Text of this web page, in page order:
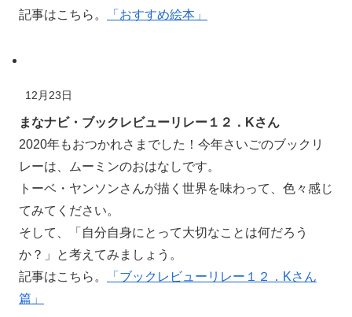
記事はこちら。
「おすすめ絵本」
12月23日
まなナビ・ブックレビューリレー１２．Kさん
2020年もおつかれさまでした！今年さいごのブックリ
レーは、ムーミンのおはなしです。
トーベ・ヤンソンさんが描 く世界を味わって、 色々感じ
てみてください。
そして、「自分自身にとって大切なことは何だろう
か？」と考えてみましょう。
記事はこちら。
「ブックレビューリレー１２．Kさん
篇」